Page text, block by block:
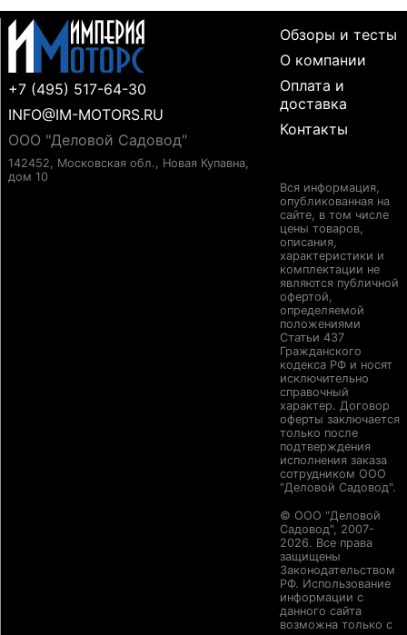
+7 (495) 517-64-30
INFO@IM-MOTORS.RU
ООО "Деловой Садовод"
142452, Московская обл., Новая Купавна,
дом 10
Обзоры и тесты
О компании
Оплата и
доставка
Контакты
Вся информация,
опубликованная на
сайте, в том числе
цены товаров,
описания,
характеристики и
комплектации не
являются публичной
офертой,
определяемой
положениями
Статьи 437
Гражданского
кодекса РФ и носят
исключительно
справочный
характер. Договор
оферты заключается
только после
подтверждения
исполнения заказа
сотрудником ООО
"Деловой Садовод".
© ООО "Деловой
Садовод", 2007-
2026. Все права
защищены
Законодательством
РФ. Использование
информации с
данного сайта
возможна только с